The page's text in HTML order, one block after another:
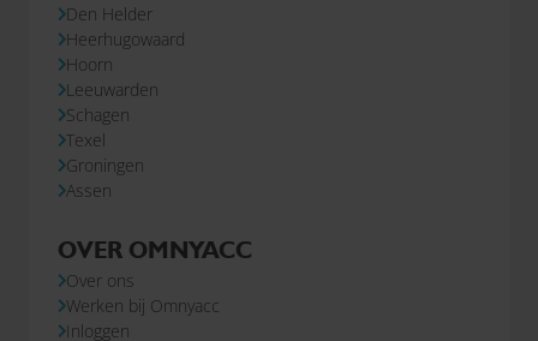
Den Helder
Heerhugowaard
Hoorn
Leeuwarden
Schagen
Texel
Groningen
Assen
OVER OMNYACC
Over ons
Werken bij Omnyacc
Inloggen